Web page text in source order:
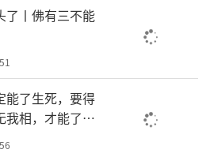
了丨佛有三不能
能了生死，要得
我相，才能了生